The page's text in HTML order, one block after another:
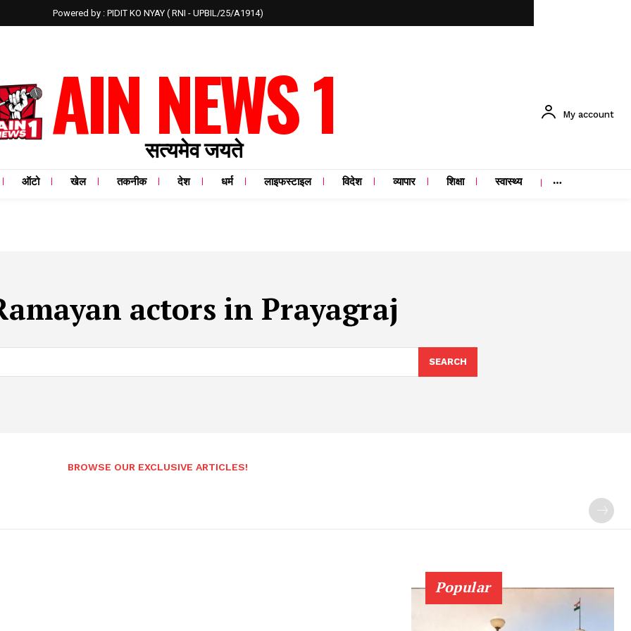
Powered by : PIDIT KO NYAY ( RNI - UPBIL/25/A1914)
AIN NEWS 1
सत्यमेव जयते
My account
ऑटो खेल तकनीक देश धर्म लाइफस्टाइल विदेश व्यापार शिक्षा स्वास्थ्य
actors in Prayagraj
SEARCH
BROWSE OUR EXCLUSIVE ARTICLES!
Popular